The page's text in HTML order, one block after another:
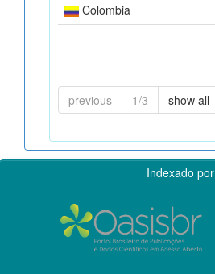
Colombia
previous 1/3 show all
Indexado por